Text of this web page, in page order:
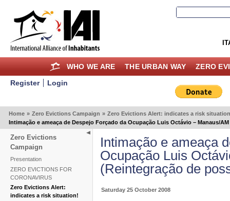
WHO WE ARE THE URBAN WAY ZERO
Register Login
Home » Zero Evictions Campaign » Zero Evictions Alert: indicates a risk
Intimação e ameaça de Despejo Forçado da Ocupação Luis Octávio – Manaus/
Zero Evictions
Campaign
Presentation
ZERO EVICTIONS FOR
CORONAVIRUS
Zero Evictions Alert:
indicates a risk situation!
Intimação e ameaça
Ocupação Luis
(Reintegração de
Saturday 25 October 2008